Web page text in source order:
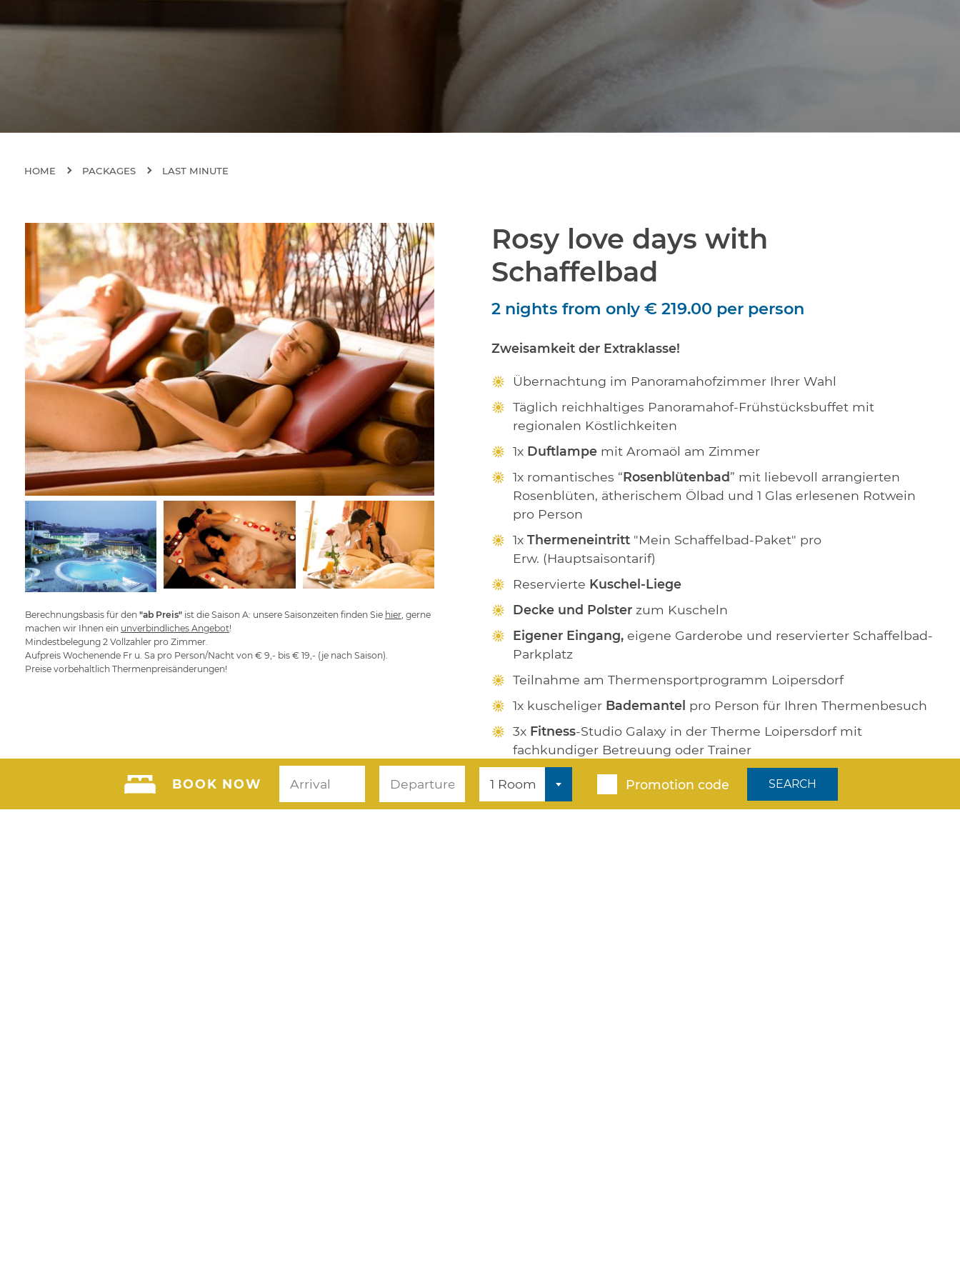
1 Room Promotion code SEARCH
HOME PACKAGES LAST MINUTE
Berechnungsbasis für den "ab Preis" ist die Saison A: unsere Saisonzeiten finden Sie hier , gerne
machen wir Ihnen ein unverbindliches Angebot!
Mindestbelegung 2 Vollzahler pro Zimmer.
Aufpreis Wochenende Fr u. Sa pro Person/Nacht von € 9,- bis € 19,- (je nach Saison).
Preise vorbehaltlich Thermenpreisänderungen!
Rosy love days with
Schaffelbad
2 nights from only€ 219.00 per person
Zweisamkeit der Extraklasse!
Übernachtung im Panoramahofzimmer Ihrer Wahl
Täglich reichhaltiges Panoramahof-Frühstücksbuffet mit
regionalen Köstlichkeiten
1x Duftlampe mit Aromaöl am Zimmer
1x romantisches “Rosenblütenbad” mit liebevoll arrangierten
Rosenblüten, ätherischem Ölbad und 1 Glas erlesenen Rotwein
pro Person
1xThermeneintritt "Mein Schaffelbad-Paket" pro
Erw. (Hauptsaisontarif)
Reservierte Kuschel-Liege
Decke und Polsterzum Kuscheln
Eigener Eingang, eigene Garderobe und reservierter Schaffelbad-
Parkplatz
Teilnahme am Thermensportprogramm Loipersdorf
1x kuscheliger Bademantel pro Person für Ihren Thermenbesuch
3x Fitness-Studio Galaxy in der Therme Loipersdorf mit
fachkundiger Betreuung oder Trainer
inkl. aller Panoramahof-Inklusivleistungen
gerne auch im Romantikzimmer oder
Funktionbuchbar.